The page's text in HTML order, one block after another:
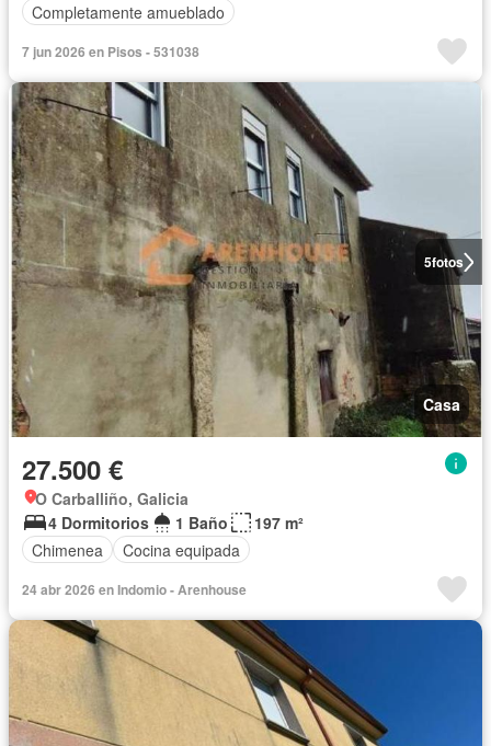
Completamente amueblado
7 jun 2026 en Pisos - 531038
5fotos
Casa
27.500 €
O Carballiño, Galicia
4 Dormitorios
1 Baño
197 m²
Chimenea
Cocina equipada
24 abr 2026 en Indomio - Arenhouse